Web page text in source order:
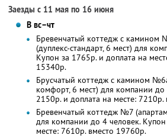
Заезды с 11 мая по 16 июня
В вс–чт
Бревенчатый коттедж с камином
(дуплекс-стандарт, 6 мест) для
Купон за 1765р. и доплата на
15340р.
Брусчатый коттедж с камином
комфорт, 6 мест) для компании до
2150р. и доплата на месте:
Бревенчатый коттедж №7
для компании до 4 человек.
месте: 7610р. вместо 19760р.